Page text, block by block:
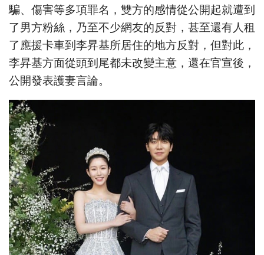
騙、傷害等多項罪名，雙方的感情從公開起就遭到
了男方粉絲，乃至不少網友的反對，甚至還有人租
了應援卡車到李昇基所居住的地方反對，但對此，
李昇基方面從頭到尾都未改變主意，還在官宣後，
公開發表護妻言論。